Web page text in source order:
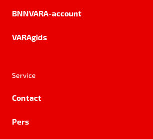
BNNVARA-account
VARAgids
Service
Contact
Pers